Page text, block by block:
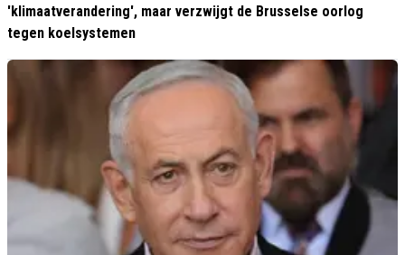
'klimaatverandering', maar verzwijgt de Brusselse oorlog
tegen koelsystemen